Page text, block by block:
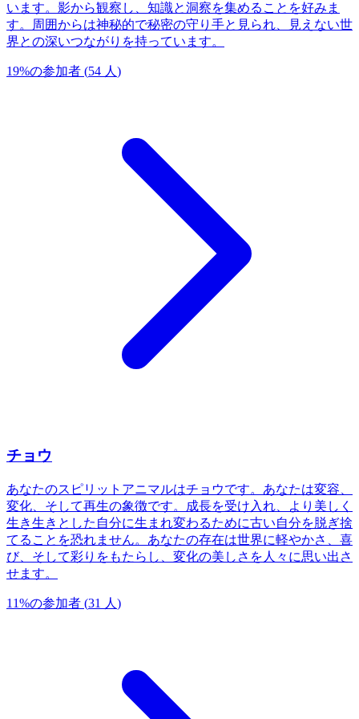
います。影から観察し、知識と洞察を集めることを好みま
す。周囲からは神秘的で秘密の守り手と見られ、見えない世
界との深いつながりを持っています。
19%の参加者 (54 人)
チョウ
あなたのスピリットアニマルはチョウです。あなたは変容、
変化、そして再生の象徴です。成長を受け入れ、より美しく
生き生きとした自分に生まれ変わるために古い自分を脱ぎ捨
てることを恐れません。あなたの存在は世界に軽やかさ、喜
び、そして彩りをもたらし、変化の美しさを人々に思い出さ
せます。
11%の参加者 (31 人 )